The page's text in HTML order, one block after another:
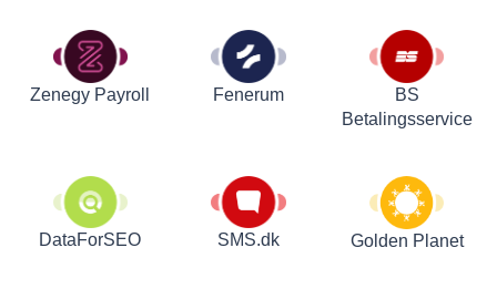
Zenegy Payroll Fenerum
BS
Betalingsservice
DataForSEO SMS.dk Golden Planet